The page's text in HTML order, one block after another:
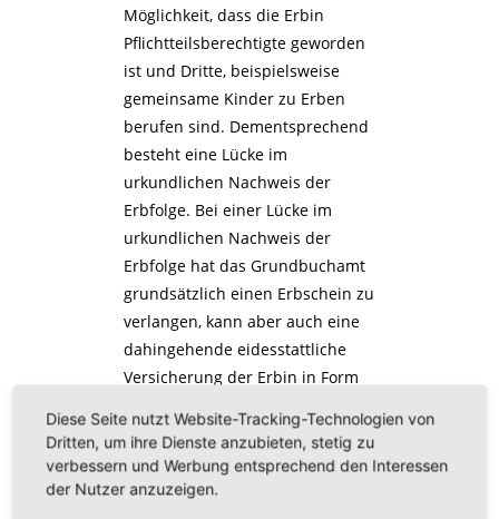
Möglichkeit, dass die Erbin
Pflichtteilsberechtigte geworden
ist und Dritte, beispielsweise
gemeinsame Kinder zu Erben
berufen sind. Dementsprechend
besteht eine Lücke im
urkundlichen Nachweis der
Erbfolge. Bei einer Lücke im
urkundlichen Nachweis der
Erbfolge hat das Grundbuchamt
grundsätzlich einen Erbschein zu
verlangen, kann aber auch eine
dahingehende eidesstattliche
Versicherung der Erbin in Form
Nachweis ausreichende
Erklärung der Beteiligten
genügen lassen, wenn es damit
Diese Seite nutzt Website-Tracking-Technologien von
Dritten, um ihre Dienste anzubieten, stetig zu
verbessern und Werbung entsprechend den Interessen
der Nutzer anzuzeigen.